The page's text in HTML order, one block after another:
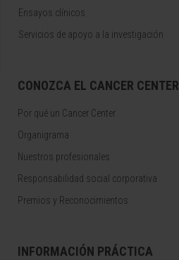
Ensayos clínicos
Servicios de apoyo a la investigación
CONOZCA EL CANCER CENTER
Por qué un Cancer Center
Organigrama
Nuestros profesionales
Responsabilidad social corporativa
Premios y Reconocimientos
INFORMACIÓN PRÁCTICA